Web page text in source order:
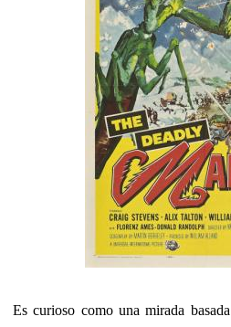
Es curioso como una mirada